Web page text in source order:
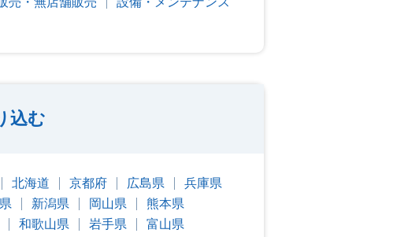
込む
北海道 京都府 広島県
兵庫県
新潟県 岡山県
熊本県
和歌山県 岩手県
富山県